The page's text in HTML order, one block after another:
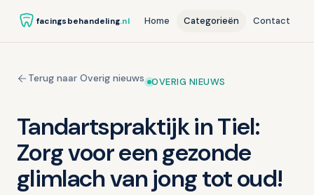
facingsbehandeling.nl Home Categorieën Contact
Terug naar Overig nieuws OVERIG NIEUWS
Tandartspraktijk in Tiel:
Zorg voor een gezonde
glimlach van jong tot oud!